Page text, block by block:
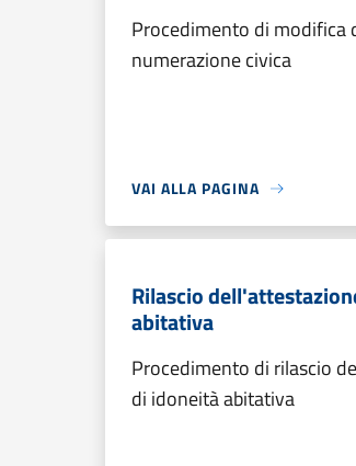
Procedimento di modifica
numerazione civica
VAI ALLA PAGINA
Rilascio
abitativa
Procedimento di rilascio
di idoneità abitativa